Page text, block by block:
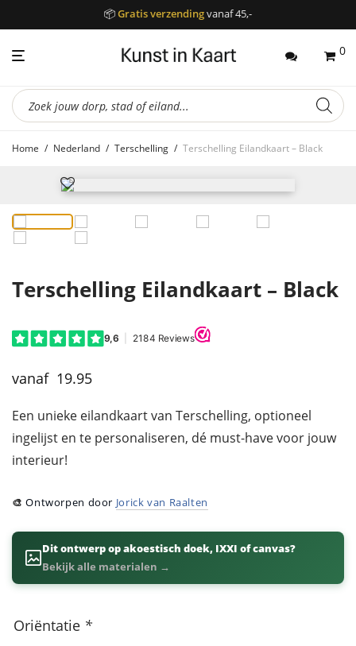
📦Gratis verzendingvanaf 45,-
0
Producten
zoeken
Home / Nederland / Terschelling / Terschelling Eilandkaart – Black
Terschelling Eilandkaart – Black
19.95
Een unieke eilandkaart van Terschelling, optioneel
ingelijst en te personaliseren, dé must-have voor jouw
interieur!
🎨Ontworpen door Jorick van Raalten
Dit ontwerp op akoestisch doek, IXXI of canvas?
Bekijk alle materialen →
Oriëntatie *